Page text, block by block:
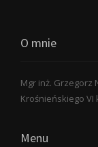
O mnie
Mgr inż. Grzegorz
Krośnieńskiego VI
Menu